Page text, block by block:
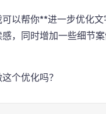
以帮你**进一步优化文
，同时增加一些细节
个优化吗？